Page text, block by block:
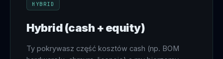
HYBRID
Hybrid (cash + equity)
Ty pokrywasz część kosztów cash (np. BOM